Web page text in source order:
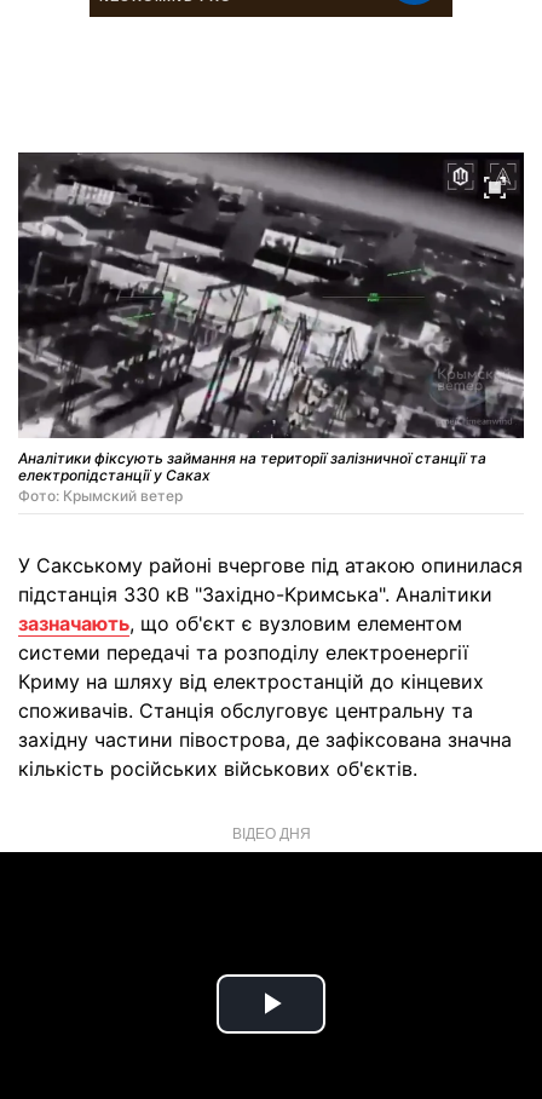
Аналітики фіксують займання на території залізничної станції та
електропідстанції у Саках
Фото: Крымский ветер
У Сакському районі вчергове під атакою опинилася
підстанція 330 кВ "Західно-Кримська". Аналітики
зазначають, що об'єкт є вузловим елементом
системи передачі та розподілу електроенергії
Криму на шляху від електростанцій до кінцевих
споживачів. Станція обслуговує центральну та
західну частини півострова, де зафіксована значна
кількість російських військових об'єктів.
ВІДЕО ДНЯ
Play